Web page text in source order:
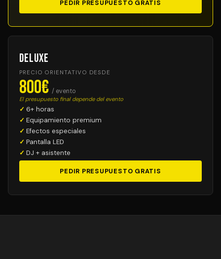
PEDIR PRESUPUESTO GRATIS
Deluxe
PRECIO ORIENTATIVO DESDE
800€ / evento
El presupuesto final depende del evento
6+ horas
Equipamiento premium
Efectos especiales
Pantalla LED
DJ + asistente
PEDIR PRESUPUESTO GRATIS